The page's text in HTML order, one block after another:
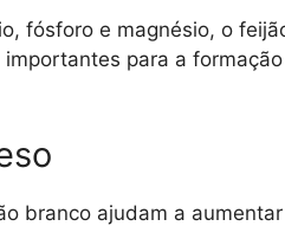
fósforo e magnésio, o
para a
branco ajudam a